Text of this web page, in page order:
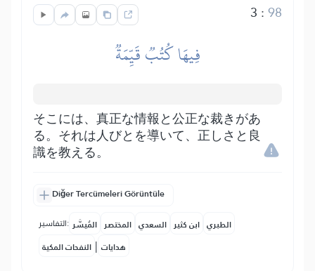
3 :98
فِيهَا كُتُبٞ قَيِّمَةٞ
そこには、真正な情報と公正な裁きがあ
る。それは人びとを導いて、正しさと良
識を教える。
Diğer Tercümeleri Görüntüle
التفاسير: المُيسَّر المختصر السعدي ابن كثير الطبري
النفحات المكية | هدايات